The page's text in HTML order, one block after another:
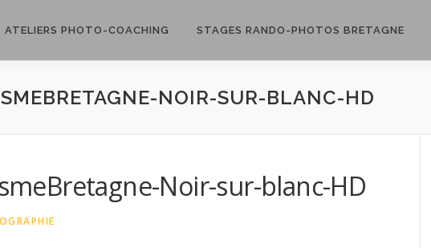
ATELIERS PHOTO-COACHING STAGES RANDO-PHOTOS BRETAGNE
NOIR-SUR-BLANC-HD
Noir-sur-blanc-HD